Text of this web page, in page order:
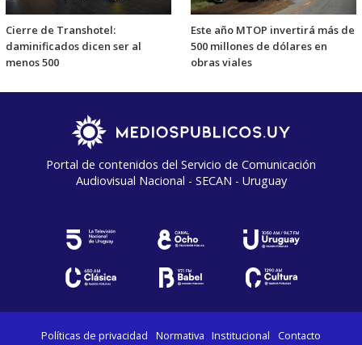
Cierre de Transhotel:
daminificados dicen ser al
menos 500
Este año MTOP invertirá más de
500 millones de dólares en
obras viales
Portal de contenidos del Servicio de Comunicación
Audiovisual Nacional - SECAN - Uruguay
Políticas de privacidad Normativa Institucional Contacto